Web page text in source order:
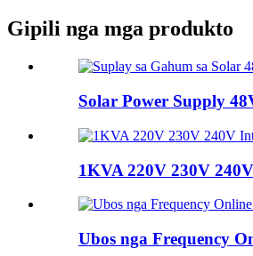
Gipili nga mga produkto
Solar Power Supply
1KVA 220V 230V
Ubos nga Frequency